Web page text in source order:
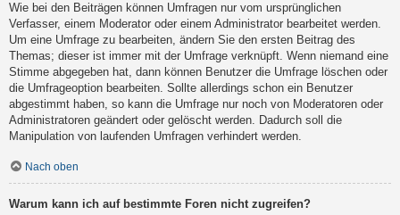
Wie bei den Beiträgen können Umfragen nur vom ursprünglichen
Verfasser, einem Moderator oder einem Administrator bearbeitet werden.
Um eine Umfrage zu bearbeiten, ändern Sie den ersten Beitrag des
Themas; dieser ist immer mit der Umfrage verknüpft. Wenn niemand eine
Stimme abgegeben hat, dann können Benutzer die Umfrage löschen oder
die Umfrageoption bearbeiten. Sollte allerdings schon ein Benutzer
abgestimmt haben, so kann die Umfrage nur noch von Moderatoren oder
Administratoren geändert oder gelöscht werden. Dadurch soll die
Manipulation von laufenden Umfragen verhindert werden.
Nach oben
Warum kann ich auf bestimmte Foren nicht zugreifen?